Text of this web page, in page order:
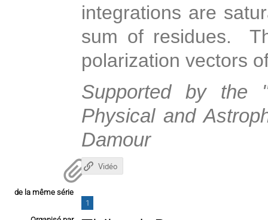
integrations are
sum of residues.
polarization vectors
Supported by the
Physical and
Damour
Vidéo
de la même série
1